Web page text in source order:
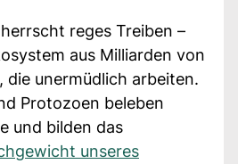
reges Treiben –
aus Milliarden von
die unermüdlich arbeiten.
Protozoen beleben
und bilden das
unseres